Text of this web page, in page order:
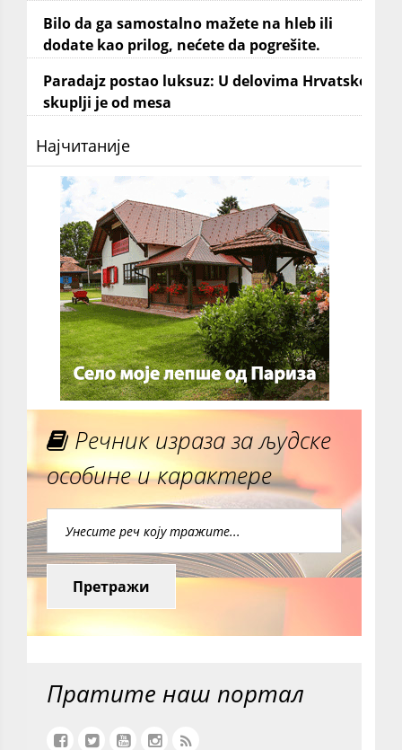
Bilo da ga samostalno mažete na hleb ili
dodate kao prilog, nećete da pogrešite.
Paradajz postao luksuz: U delovima Hrvatske
skuplji je od mesa
Најчитаније
Речник израза за људске
особине и карактере
Претражи
Пратите наш портал